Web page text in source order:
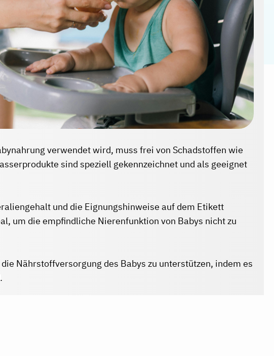
verwendet wird, muss frei von Schadstoffen wie
sind speziell gekennzeichnet und als geeignet
und die Eignungshinweise auf dem Etikett
um die empfindliche Nierenfunktion von Babys nicht zu
Nährstoffversorgung des Babys zu unterstützen, indem es